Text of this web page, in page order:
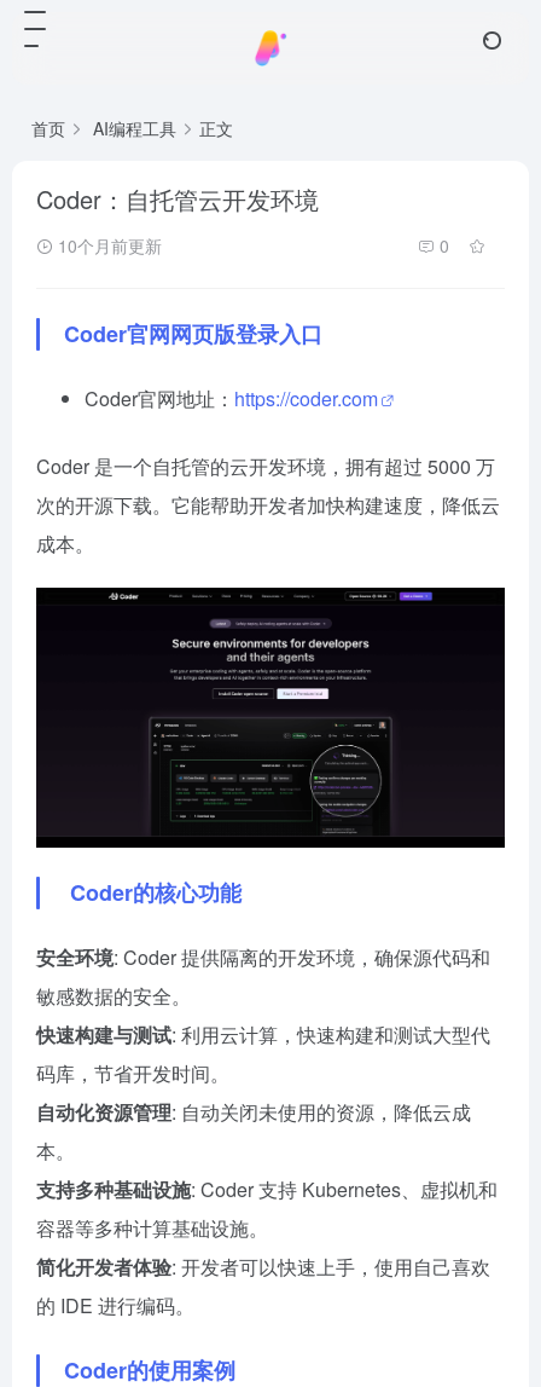
首页 AI编程工具 正文
Coder：自托管云开发环境
10个月前更新 0
Coder官网网页版登录入口
Coder官网地址： https://coder.com
Coder 是一个自托管的云开发环境，拥有超过 5000 万
次的开源下载。它能帮助开发者加快构建速度，降低云
成本。
Coder的核心功能
安全环境: Coder 提供隔离的开发环境，确保源代码和
敏感数据的安全。
快速构建与测试: 利用云计算，快速构建和测试大型代
码库，节省开发时间。
自动化资源管理: 自动关闭未使用的资源，降低云成
本。
支持多种基础设施: Coder 支持 Kubernetes、虚拟机和
容器等多种计算基础设施。
简化开发者体验: 开发者可以快速上手，使用自己喜欢
的 IDE 进行编码。
Coder的使用案例